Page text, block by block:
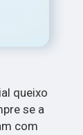
queixo
se a
com